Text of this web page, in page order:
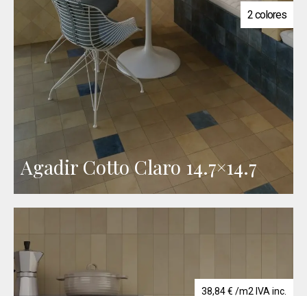
2 colores
Agadir Cotto Claro 14.7×14.7
38,84€ /m2 IVA inc.